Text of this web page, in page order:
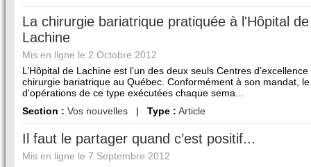
La chirurgie bariatrique pratiquée à l'Hôpital de
Lachine
Mis en ligne le 2 Octobre 2012
L’Hôpital de Lachine est l’un des deux seuls Centres d’excellence
chirurgie bariatrique au Québec. Conformément à son mandat,
d'opérations de ce type exécutées chaque sema...
Section : Vos nouvelles | Type : Article
Il faut le partager quand c’est positif...
Mis en ligne le 7 Septembre 2012